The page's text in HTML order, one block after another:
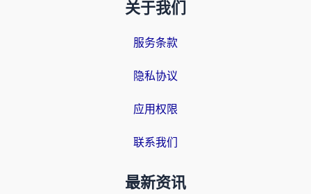
关于我们
服务条款
隐私协议
应用权限
联系我们
最新资讯